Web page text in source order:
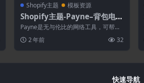
Shopify主题 模板资源
Shopify主题-Payne–背包电子
商务Shopify主题
Payne是无与伦比的网络工具，可帮助
商务网站...
2 年前 32
快速导航